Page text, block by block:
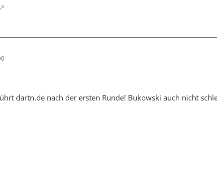
dartn.de nach der ersten Runde! Bukowski auch nicht